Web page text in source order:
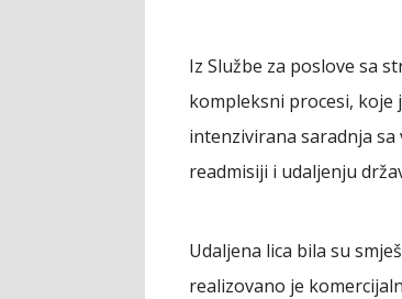
Iz Službe za poslove sa
kompleksni procesi, koje
intenzivirana saradnja
readmisiji i udaljenju
Udaljena lica bila su
realizovano je